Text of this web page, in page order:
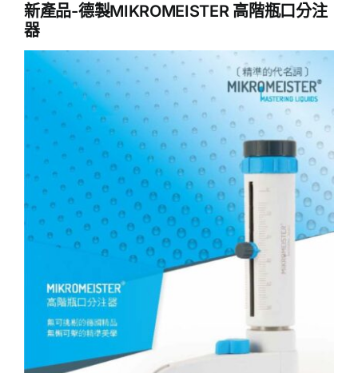
新產品-德製MIKROMEISTER 高階瓶口分注
器